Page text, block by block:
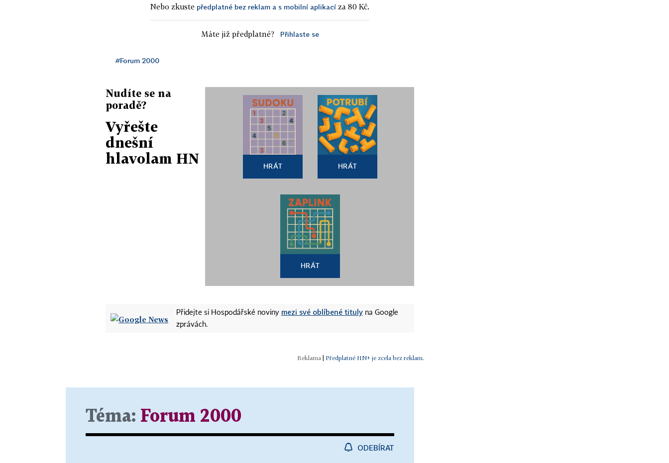
Nebo zkuste předplatné bez reklam a s mobilní aplikací za 80 Kč.
Máte již předplatné? Přihlaste se
#Forum 2000
Nudíte se na
poradě?
Vyřešte
dnešní
hlavolam HN
HRÁT HRÁT
HRÁT
Přidejte si Hospodářské noviny mezi své oblíbené tituly na Google
zprávách.
| Předplatné HN+ je zcela bez reklam.
Téma: Forum 2000
ODEBÍRAT